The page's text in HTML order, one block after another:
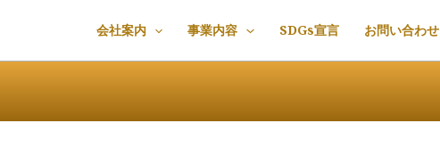
会社案内 事業内容 SDGs宣言 お問い合わせ